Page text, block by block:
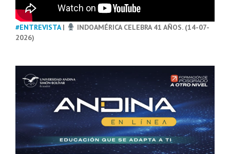
#ENTREVISTA|
INDOAMÉRICA CELEBRA 41 AÑOS. (14-07-
2026)